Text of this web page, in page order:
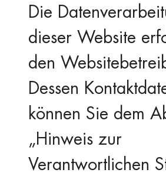
Die
dieser Website
den
Dessen
können Sie dem
„Hinweis zur
Verantwortlichen